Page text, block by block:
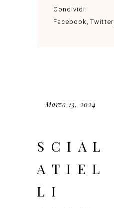
Condividi:
Facebook Twitter
Marzo 13, 2024
SCIAL
ATIEL
LI